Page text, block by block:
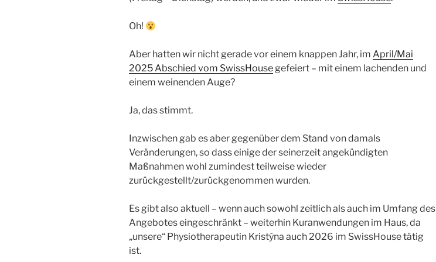
Oh!
Aber hatten wir nicht gerade vor einem knappen Jahr, im April/Mai
2025 Abschied vom SwissHousegefeiert – mit einem lachenden und
einem weinenden Auge?
Ja, das stimmt.
Inzwischen gab es aber gegenüber dem Stand von damals
Veränderungen, so dass einige der seinerzeit angekündigten
Maßnahmen wohl zumindest teilweise wieder
zurückgestellt/zurückgenommen wurden.
Es gibt also aktuell – wenn auch sowohl zeitlich als auch im Umfang des
Angebotes eingeschränkt – weiterhin Kuranwendungen im Haus, da
„unsere“ Physiotherapeutin Kristýna auch 2026 im SwissHouse tätig
ist.